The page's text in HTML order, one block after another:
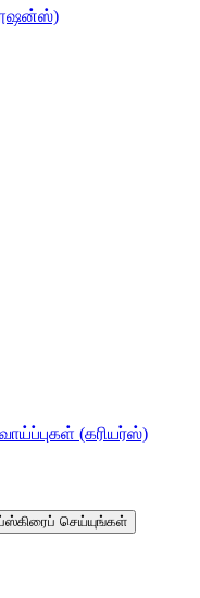
(கரியர்ஸ்)
செய்யுங்கள்